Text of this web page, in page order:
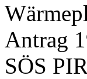
Antrag
SÖS